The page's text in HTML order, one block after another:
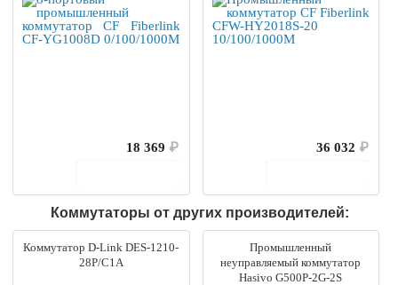
18 369 ₽
36 032 ₽
Коммутаторы от других производителей:
Коммутатор D-Link DES-1210-
28P/C1A
Промышленный
неуправляемый коммутатор
Hasivo G500P-2G-2S